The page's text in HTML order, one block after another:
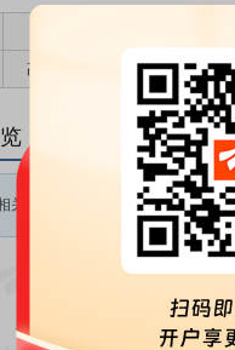
高管持股 股东大会
关
计划回购
价格区间
计划回购
数量区间
(股)